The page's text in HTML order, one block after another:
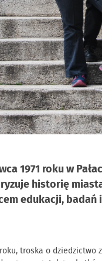
1971 roku w
historię
edukacji,
troska o